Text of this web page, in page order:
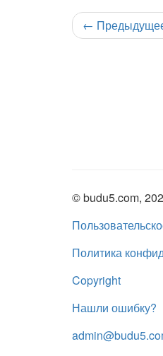
←
© budu5.com,
Политика
Copyright
Нашли ошибку?